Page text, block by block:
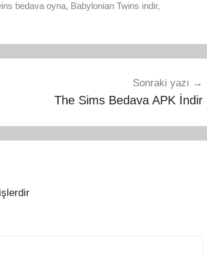
bedava oyna, Babylonian Twins indir,
Sonraki yazı
The Sims Bedava APK İndir